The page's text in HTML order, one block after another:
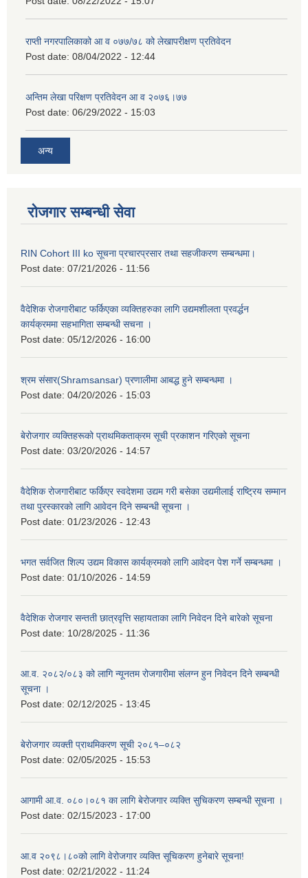
राप्ती नगरपालिकाको आ व ०७७/७८ को लेखापरीक्षण प्रतिवेदन
Post date: 08/04/2022 - 12:44
अन्तिम लेखा परिक्षण प्रतिवेदन आ व २०७६।७७
Post date: 06/29/2022 - 15:03
अन्य
रोजगार सम्बन्धी सेवा
RIN Cohort III ko सूचना प्रचारप्रसार तथा सहजीकरण सम्बन्धमा।
Post date: 07/21/2026 - 11:56
वैदेशिक रोजगारीबाट फर्किएका व्यक्तिहरुका लागि उद्यमशीलता प्रवर्द्धन
कार्यक्रममा सहभागिता सम्बन्धी सचना ।
Post date: 05/12/2026 - 16:00
श्रम संसार(Shramsansar) प्रणालीमा आबद्ध हुने सम्बन्धमा ।
Post date: 04/20/2026 - 15:03
बेरोजगार व्यक्तिहरूको प्राथमिकताक्रम सूची प्रकाशन गरिएको सूचना
Post date: 03/20/2026 - 14:57
वैदेशिक रोजगारीबाट फर्किएर स्वदेशमा उद्यम गरी बसेका उद्यमीलाई राष्ट्रिय सम्मान
तथा पुरस्कारको लागि आवेदन दिने सम्बन्धी सूचना ।
Post date: 01/23/2026 - 12:43
भगत सर्वजित शिल्प उद्यम विकास कार्यक्रमको लागि आवेदन पेश गर्ने सम्बन्धमा ।
Post date: 01/10/2026 - 14:59
वैदेशिक रोजगार सन्तती छात्रवृत्ति सहायताका लागि निवेदन दिने बारेको सूचना
Post date: 10/28/2025 - 11:36
आ.व. २०८२/०८३ को लागि न्यूनतम रोजगारीमा संलग्न हुन निवेदन दिने सम्बन्धी
सूचना ।
Post date: 02/12/2025 - 13:45
बेरोजगार व्यक्ती प्राथमिकरण सूची २०८१–०८२
Post date: 02/05/2025 - 15:53
आगामी आ.व. ०८०।०८१ का लागि बेरोजगार व्यक्ति सुचिकरण सम्बन्धी सूचना ।
Post date: 02/15/2023 - 17:00
आ.व २०९८।८०को लागि वेरोजगार व्यक्ति सूचिकरण हुनेबारे सूचना!
Post date: 02/21/2022 - 11:24